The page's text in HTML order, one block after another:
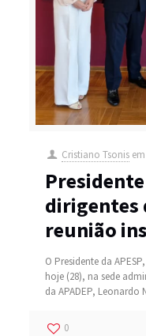
Cristiano Tsonis em
Presidente
dirigentes
reunião
O Presidente da
hoje (28), na sede
da APADEP, Leonardo
0